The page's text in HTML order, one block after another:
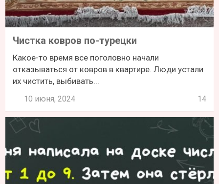
Чистка ковров по-турецки
Какое-то время все поголовно начали
отказываться от ковров в квартире. Люди устали
их чистить, выбивать...
10 июня, 2024 14